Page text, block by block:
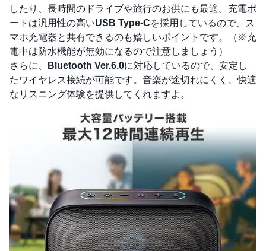
したり、長時間のドライブや旅行のお供にも最適。充電ポ
ートは汎用性の高いUSB Type-Cを採用しているので、ス
マホ充電器と共有できるのも嬉しいポイントです。（※充
電中は防水機能が無効になるので注意しましょう）
さらに、
Bluetooth Ver.6.0に対応しているので、安定し
たワイヤレス接続が可能です。音楽が途切れにくく、快適
なリスニング体験を提供してくれますよ。